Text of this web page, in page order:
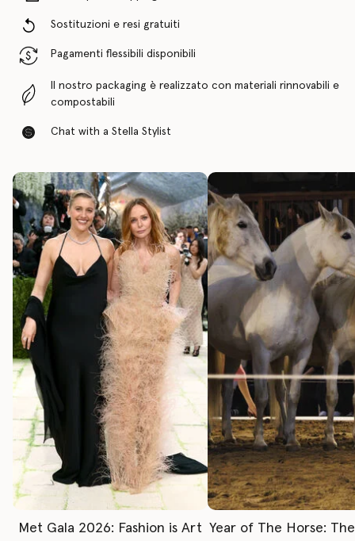
Sostituzioni e resi gratuiti
Pagamenti flessibili disponibili
Il nostro packaging è realizzato con materiali rinnovabili e
compostabili
Chat with a Stella Stylist
Met Gala 2026: Fashion is Art Year of The Horse: